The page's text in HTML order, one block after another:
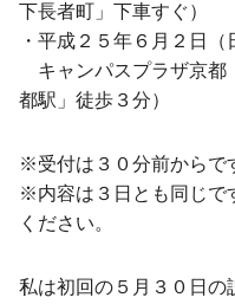
下長者町」下車すぐ）
・平成２５年６月２日
キャンパスプラザ京都
都駅」徒歩３分）
※受付は３０分前からで
※内容は３日とも同じで
ください。
私は初回の５月３０日の